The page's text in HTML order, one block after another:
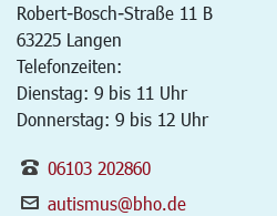
Robert-Bosch-Straße 11 B
63225 Langen
Telefonzeiten:
Dienstag: 9 bis 11 Uhr
Donnerstag: 9 bis 12 Uhr
06103 202860
autismus@bho.de